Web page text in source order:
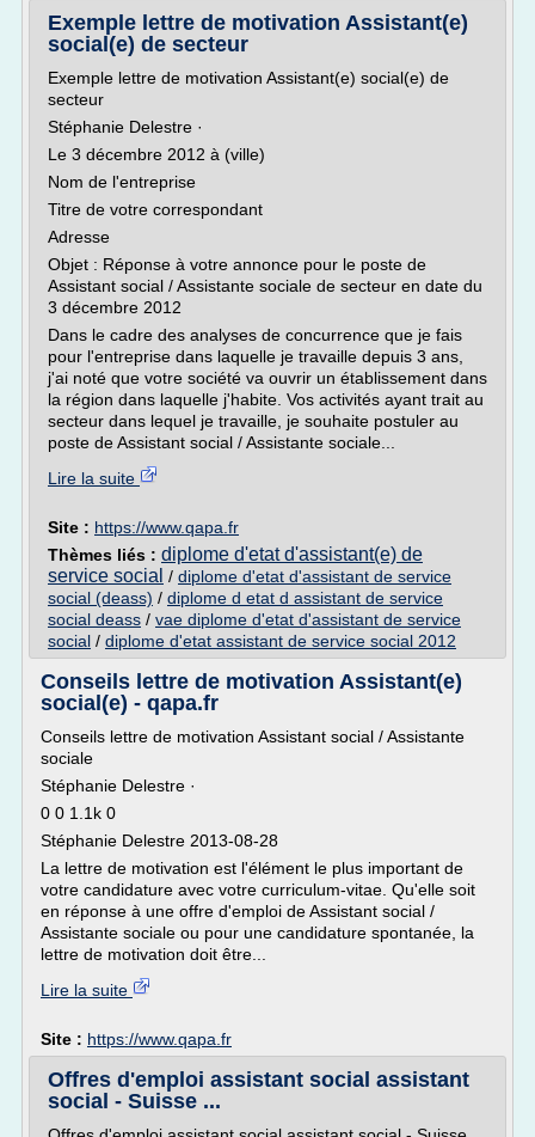
Exemple lettre de motivation Assistant(e)
social(e) de secteur
Exemple lettre de motivation Assistant(e) social(e) de
secteur
Stéphanie Delestre ·
Le 3 décembre 2012 à (ville)
Nom de l'entreprise
Titre de votre correspondant
Adresse
Objet : Réponse à votre annonce pour le poste de
Assistant social / Assistante sociale de secteur en date du
3 décembre 2012
Dans le cadre des analyses de concurrence que je fais
pour l'entreprise dans laquelle je travaille depuis 3 ans,
j'ai noté que votre société va ouvrir un établissement dans
la région dans laquelle j'habite. Vos activités ayant trait au
secteur dans lequel je travaille, je souhaite postuler au
poste de Assistant social / Assistante sociale...
Lire la suite
Site : https://www.qapa.fr
Thèmes liés : diplome d'etat d'assistant(e) de
service social / diplome d'etat d'assistant de service
social (deass) / diplome d etat d assistant de service
social deass / vae diplome d'etat d'assistant de service
social / diplome d'etat assistant de service social 2012
Conseils lettre de motivation Assistant(e)
social(e) - qapa.fr
Conseils lettre de motivation Assistant social / Assistante
sociale
Stéphanie Delestre ·
0 0 1.1k 0
Stéphanie Delestre 2013-08-28
La lettre de motivation est l'élément le plus important de
votre candidature avec votre curriculum-vitae. Qu'elle soit
en réponse à une offre d'emploi de Assistant social /
Assistante sociale ou pour une candidature spontanée, la
lettre de motivation doit être...
Lire la suite
Site : https://www.qapa.fr
Offres d'emploi assistant social assistant
social - Suisse ...